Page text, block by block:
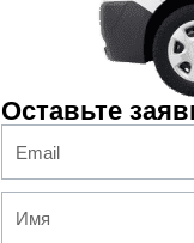
Оставьте